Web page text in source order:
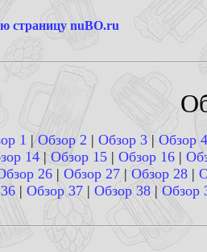
страницу nuBO.ru
1 | Обзор 2 | Обзор 3| Обзор 4
14 |Обзор 15 | Обзор 16 |
26 | Обзор 27 |Обзор 28 |
36| Обзор 37| Обзор 38|Обзор